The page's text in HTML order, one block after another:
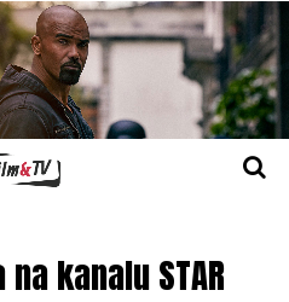
na kanalu STAR